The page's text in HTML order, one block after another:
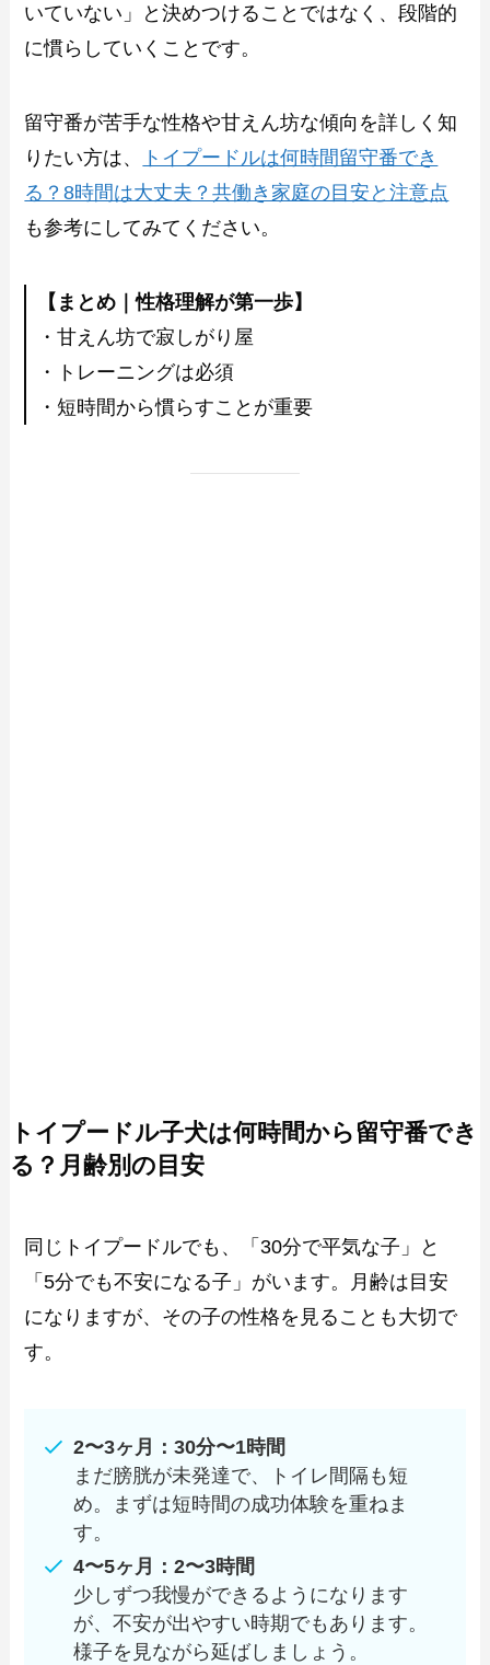
いていない」と決めつけることではなく、段階的
に慣らしていくことです。
留守番が苦手な性格や甘えん坊な傾向を詳しく知
りたい方は、
トイプードルは何時間留守番でき
る？8時間は大丈夫？共働き家庭の目安と注意点
も参考にしてみてください。
【まとめ｜性格理解が第一歩】
・甘えん坊で寂しがり屋
・トレーニングは必須
・短時間から慣らすことが重要
トイプードル子犬は何時間から留守番でき
る？月齢別の目安
同じトイプードルでも、「30分で平気な子」と
「5分でも不安になる子」がいます。月齢は目安
になりますが、その子の性格を見ることも大切で
す。
2〜3ヶ月：30分〜1時間
まだ膀胱が未発達で、トイレ間隔も短
め。まずは短時間の成功体験を重ねま
す。
4〜5ヶ月：2〜3時間
少しずつ我慢ができるようになります
が、不安が出やすい時期でもあります。
様子を見ながら延ばしましょう。